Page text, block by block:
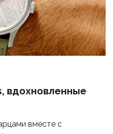
вдохновленные
вместе с